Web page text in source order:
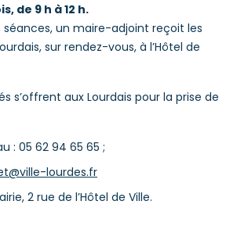
de 9 h à 12 h.
un maire-adjoint reçoit les
sur rendez-vous, à l’Hôtel de
s’offrent aux Lourdais pour la prise de
: 05 62 94 65 65 ;
lourdes.fr
2 rue de l’Hôtel de Ville.